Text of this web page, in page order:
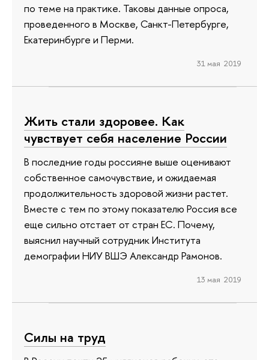
по теме на практике. Таковы данные опроса,
проведенного в Москве, Санкт-Петербурге,
Екатеринбурге и Перми.
31 мая 2019
Жить стали здоровее. Как
чувствует себя население России
В последние годы россияне выше оценивают
собственное самочувствие, и ожидаемая
продолжительность здоровой жизни растет.
Вместе с тем по этому показателю Россия все
еще сильно отстает от стран ЕС. Почему,
выяснил научный сотрудник Института
демографии НИУ ВШЭ Александр Рамонов.
13 мая 2019
Силы на труд